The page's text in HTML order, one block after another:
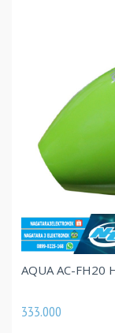
AQUA AC-FH20
333.000